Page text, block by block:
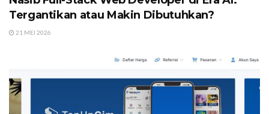
Tergantikan atau Makin Dibutuhkan?
21 MEI 2026